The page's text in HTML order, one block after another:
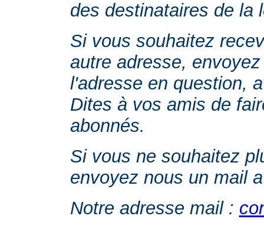
des destinataires de la
Si vous souhaitez
autre adresse,
l'adresse en question,
Dites à vos amis de
abonnés.
Si vous ne souhaitez
envoyez nous un mail
Notre adresse mail :